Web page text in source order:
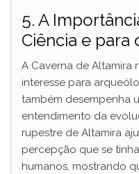
5. A
Ciência e para
A Caverna de Altamira
interesse para
também desempenha
entendimento da
rupestre de Altamira
percepção que se
humanos, mostrando